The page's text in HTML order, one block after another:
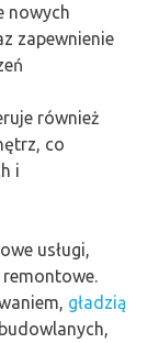
nowych
zapewnienie
również
co
i
usługi,
gładzią